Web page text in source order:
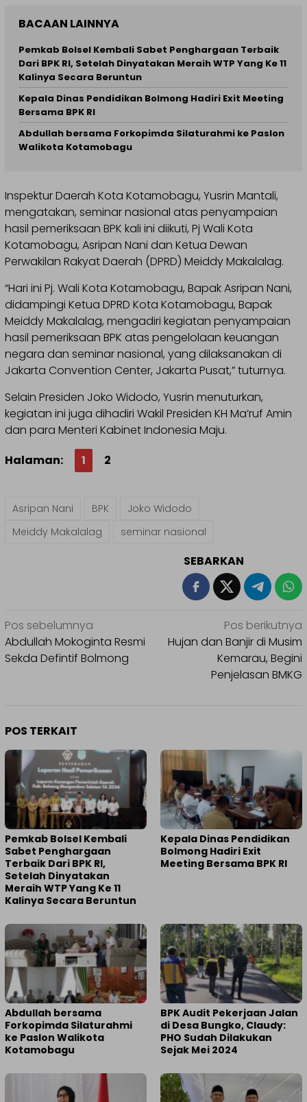
BACAAN LAINNYA
Pemkab Bolsel Kembali Sabet Penghargaan Terbaik
Dari BPK RI, Setelah Dinyatakan Meraih WTP Yang Ke 11
Kalinya Secara Beruntun
Kepala Dinas Pendidikan Bolmong Hadiri Exit Meeting
Bersama BPK RI
Abdullah bersama Forkopimda Silaturahmi ke Paslon
Walikota Kotamobagu
Inspektur Daerah Kota Kotamobagu, Yusrin Mantali,
mengatakan, seminar nasional atas penyampaian
hasil pemeriksaan BPK kali ini diikuti, Pj Wali Kota
Kotamobagu, Asripan Nani dan Ketua Dewan
Perwakilan Rakyat Daerah (DPRD) Meiddy Makalalag.
“Hari ini Pj. Wali Kota Kotamobagu, Bapak Asripan Nani,
didampingi Ketua DPRD Kota Kotamobagu, Bapak
Meiddy Makalalag, mengadiri kegiatan penyampaian
hasil pemeriksaan BPK atas pengelolaan keuangan
negara dan seminar nasional, yang dilaksanakan di
Jakarta Convention Center, Jakarta Pusat,” tuturnya.
Selain Presiden Joko Widodo, Yusrin menuturkan,
kegiatan ini juga dihadiri Wakil Presiden KH Ma’ruf Amin
dan para Menteri Kabinet Indonesia Maju.
Halaman:
1 2
Asripan Nani BPK
Joko Widodo
Meiddy Makalalag
seminar nasional
SEBARKAN
Navigasi
pos
Pos sebelumnya
Abdullah Mokoginta Resmi
Sekda Defintif Bolmong
Pos berikutnya
Hujan dan Banjir di Musim
Kemarau, Begini
Penjelasan BMKG
POS TERKAIT
Pemkab Bolsel Kembali
Sabet Penghargaan
Terbaik Dari BPK RI,
Setelah Dinyatakan
Meraih WTP Yang Ke 11
Kalinya Secara Beruntun
Kepala Dinas Pendidikan
Bolmong Hadiri Exit
Meeting Bersama BPK RI
Abdullah bersama
Forkopimda Silaturahmi
ke Paslon Walikota
Kotamobagu
BPK Audit Pekerjaan Jalan
di Desa Bungko, Claudy:
PHO Sudah Dilakukan
Sejak Mei 2024